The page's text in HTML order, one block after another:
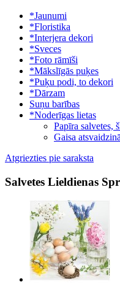
*Jaunumi
*Floristika
*Interjera dekori
*Sveces
*Foto rāmīši
*Mākslīgās puķes
*Puķu podi, to dekori
*Dārzam
Suņu barības
*Noderīgas lietas
Papīra salvetes,
Gaisa
Atgriezties pie saraksta
Salvetes Lieldienas